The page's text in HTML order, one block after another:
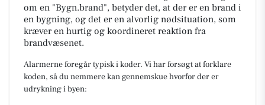
om en "Bygn.brand", betyder det, at der er en brand i
en bygning, og det er en alvorlig nødsituation, som
kræver en hurtig og koordineret reaktion fra
brandvæsenet.
Alarmerne foregår typisk i koder. Vi har forsøgt at forklare
koden, så du nemmere kan gennemskue hvorfor der er
udrykning i byen: